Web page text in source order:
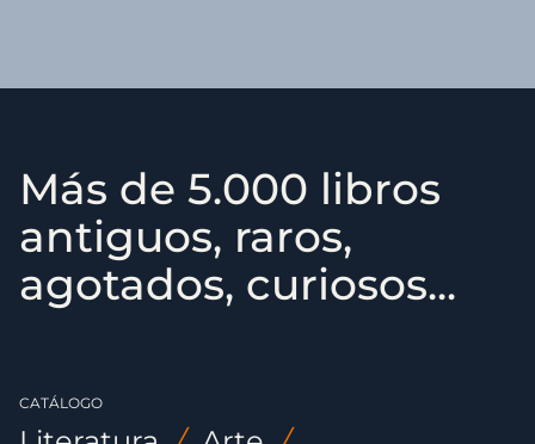
Más de 5.000 libros
antiguos, raros,
agotados, curiosos...
CATÁLOGO